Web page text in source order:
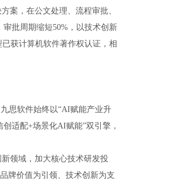
案，在公文处理、流程审批、
批周期缩短50%，以技术创新
获计算机软件著作权认证，相
思软件始终以“AI赋能产业升
适配+场景化AI赋能”双引擎，
领域，加大核心技术研发投
牌价值为引领、技术创新为支